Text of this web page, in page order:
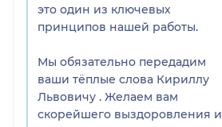
это один из ключевых
принципов нашей работы.
Мы обязательно передадим
ваши тёплые слова Кириллу
Львовичу . Желаем вам
скорейшего выздоровления и